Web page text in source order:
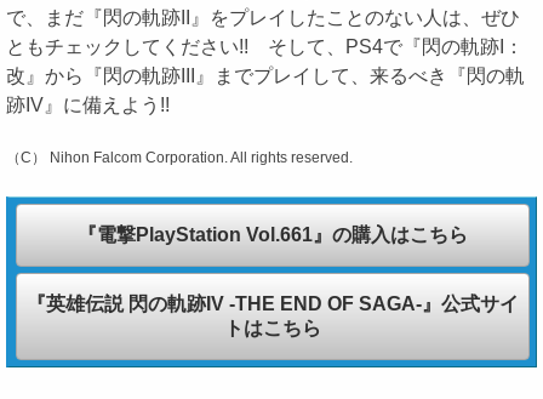
で、まだ『閃の軌跡II』をプレイしたことのない人は、ぜひ
ともチェックしてください!! そして、PS4で『閃の軌跡I：
改』から『閃の軌跡III』までプレイして、来るべき『閃の軌
跡IV』に備えよう!!
（C） Nihon Falcom Corporation. All rights reserved.
『電撃PlayStation Vol.661』の購入はこちら
『英雄伝説 閃の軌跡IV -THE END OF SAGA-』公式サイ
トはこちら